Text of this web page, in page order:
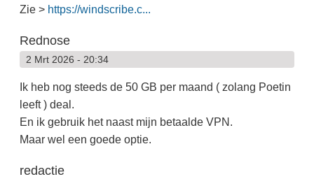
Zie > https://windscribe.c...
Rednose
2 Mrt 2026 - 20:34
Ik heb nog steeds de 50 GB per maand ( zolang Poetin
leeft ) deal.
En ik gebruik het naast mijn betaalde VPN.
Maar wel een goede optie.
redactie